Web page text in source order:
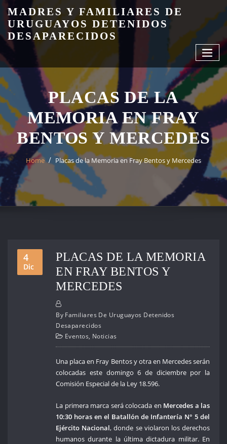
content
MADRES Y FAMILIARES DE
URUGUAYOS DETENIDOS
DESAPARECIDOS
PLACAS DE LA
MEMORIA EN FRAY
BENTOS Y MERCEDES
Home Placas de la Memoria en Fray Bentos y Mercedes
4
Dic
PLACAS DE LA MEMORIA
EN FRAY BENTOS Y
MERCEDES
By Familiares De Uruguayos Detenidos
Desaparecidos
Eventos, Noticias
Una placa en Fray Bentos y otra en Mercedes serán
colocadas este domingo 6 de diciembre por la
Comisión Especial de la Ley 18.596.
La primera marca será colocada en Mercedes a las
10:30 horas en el Batallón de Infantería N° 5 del
Ejército Nacional, donde se violaron los derechos
humanos durante la última dictadura militar. En